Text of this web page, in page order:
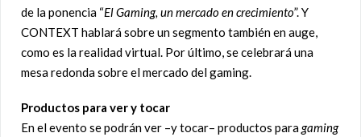
de la ponencia “El Gaming, un mercado en crecimiento”. Y
CONTEXT hablará sobre un segmento también en auge,
como es la realidad virtual. Por último, se celebrará una
mesa redonda sobre el mercado del gaming.
Productos para ver y tocar
En el evento se podrán ver –y tocar– productos paragaming